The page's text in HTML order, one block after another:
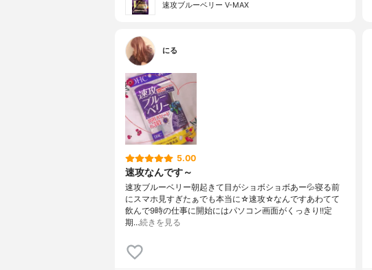
速攻ブルーベリー V-MAX
にる
5.00
速攻なんです～
速攻ブルーベリー朝起きて目がショボショボあー💦寝る前
にスマホ見すぎたぁでも本当に☆速攻☆なんですあわてて
飲んで9時の仕事に開始にはパソコン画面がくっきり!!定
期…続きを見る